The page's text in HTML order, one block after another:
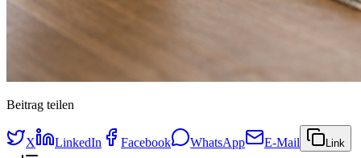
Beitrag teilen
X LinkedIn Facebook WhatsApp E-Mail Link